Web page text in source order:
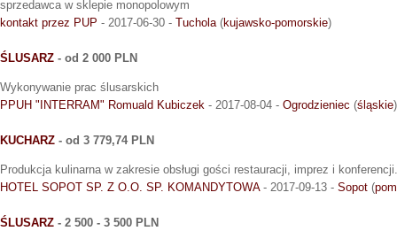
sprzedawca w sklepie monopolowym
kontakt przez PUP - 2017-06-30 - Tuchola(kujawsko-pomorskie)
ŚLUSARZ - od 2 000 PLN
Wykonywanie prac ślusarskich
PPUH "INTERRAM" Romuald Kubiczek - 2017-08-04 - Ogrodzieniec (śląskie)
KUCHARZ - od 3 779,74 PLN
Produkcja kulinarna w zakresie obsługi gości restauracji, imprez i konferencji.
HOTEL SOPOT SP. Z O.O. SP. KOMANDYTOWA- 2017-09-13 - Sopot (
ŚLUSARZ - 2 500 - 3 500 PLN